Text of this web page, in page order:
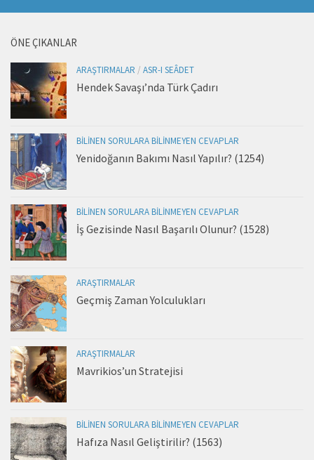
ÖNE ÇIKANLAR
ARAŞTIRMALAR / ASR-I SEÂDET
Hendek Savaşı’nda Türk Çadırı
BILINEN SORULARA BILINMEYEN CEVAPLAR
Yenidoğanın Bakımı Nasıl Yapılır? (1254)
BILINEN SORULARA BILINMEYEN CEVAPLAR
İş Gezisinde Nasıl Başarılı Olunur? (1528)
ARAŞTIRMALAR
Geçmiş Zaman Yolculukları
ARAŞTIRMALAR
Mavrikios’un Stratejisi
BILINEN SORULARA BILINMEYEN CEVAPLAR
Hafıza Nasıl Geliştirilir? (1563)